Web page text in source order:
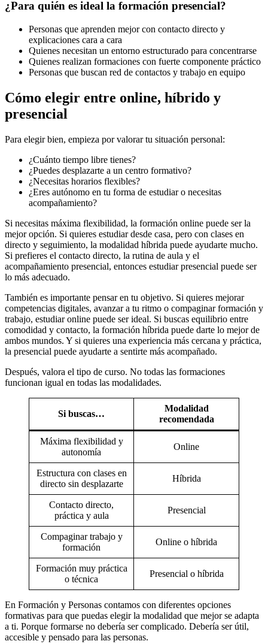
¿Para quién es ideal la formación presencial?
Personas que aprenden mejor con contacto directo y
explicaciones cara a cara
Quienes necesitan un entorno estructurado para concentrarse
Quienes realizan formaciones con fuerte componente práctico
Personas que buscan red de contactos y trabajo en equipo
Cómo elegir entre online, híbrido y
presencial
Para elegir bien, empieza por valorar tu situación personal:
¿Cuánto tiempo libre tienes?
¿Puedes desplazarte a un centro formativo?
¿Necesitas horarios flexibles?
¿Eres autónomo en tu forma de estudiar o necesitas
acompañamiento?
Si necesitas máxima flexibilidad, la formación online puede ser la
mejor opción. Si quieres estudiar desde casa, pero con clases en
directo y seguimiento, la modalidad híbrida puede ayudarte mucho.
Si prefieres el contacto directo, la rutina de aula y el
acompañamiento presencial, entonces estudiar presencial puede ser
lo más adecuado.
También es importante pensar en tu objetivo. Si quieres mejorar
competencias digitales, avanzar a tu ritmo o compaginar formación y
trabajo, estudiar online puede ser ideal. Si buscas equilibrio entre
comodidad y contacto, la formación híbrida puede darte lo mejor de
ambos mundos. Y si quieres una experiencia más cercana y práctica,
la presencial puede ayudarte a sentirte más acompañado.
Después, valora el tipo de curso. No todas las formaciones
funcionan igual en todas las modalidades.
Si buscas…
Modalidad
recomendada
Máxima flexibilidad y
autonomía
Online
Estructura con clases en
directo sin desplazarte
Híbrida
Contacto directo,
práctica y aula
Presencial
Compaginar trabajo y
formación
Online o híbrida
Formación muy práctica
o técnica
Presencial o híbrida
En Formación y Personas contamos con diferentes opciones
formativas para que puedas elegir la modalidad que mejor se adapta
a ti. Porque formarse no debería ser complicado. Debería ser útil,
accesible y pensado para las personas.